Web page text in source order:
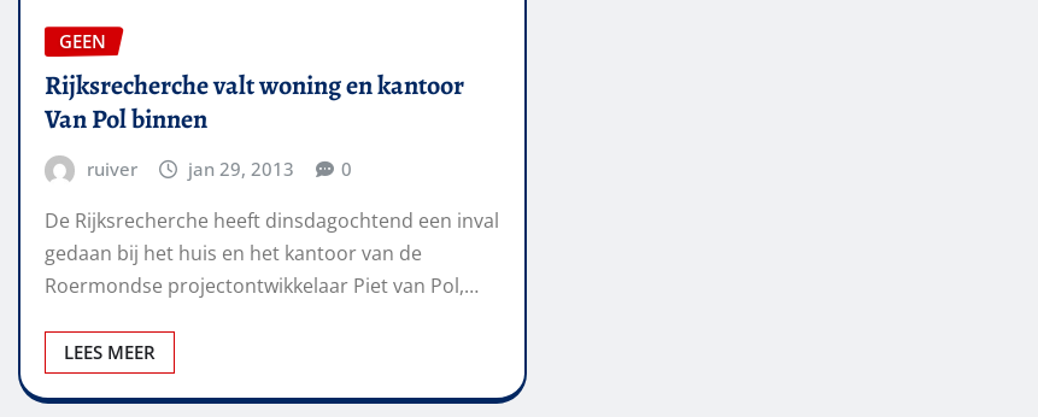
GEEN
Rijksrecherche valt woning en kantoor
Van Pol binnen
ruiver jan 29, 2013 0
De Rijksrecherche heeft dinsdagochtend een inval
gedaan bij het huis en het kantoor van de
Roermondse projectontwikkelaar Piet van Pol,…
LEES MEER